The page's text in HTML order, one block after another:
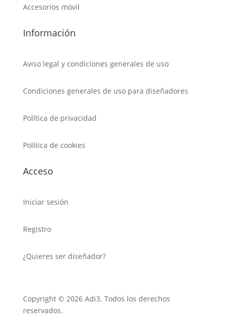
Accesorios móvil
Información
Aviso legal y condiciones generales de uso
Condiciones generales de uso para diseñadores
Política de privacidad
Política de cookies
Acceso
Iniciar sesión
Registro
¿Quieres ser diseñador?
Copyright © 2026 Adi3. Todos los derechos
reservados.